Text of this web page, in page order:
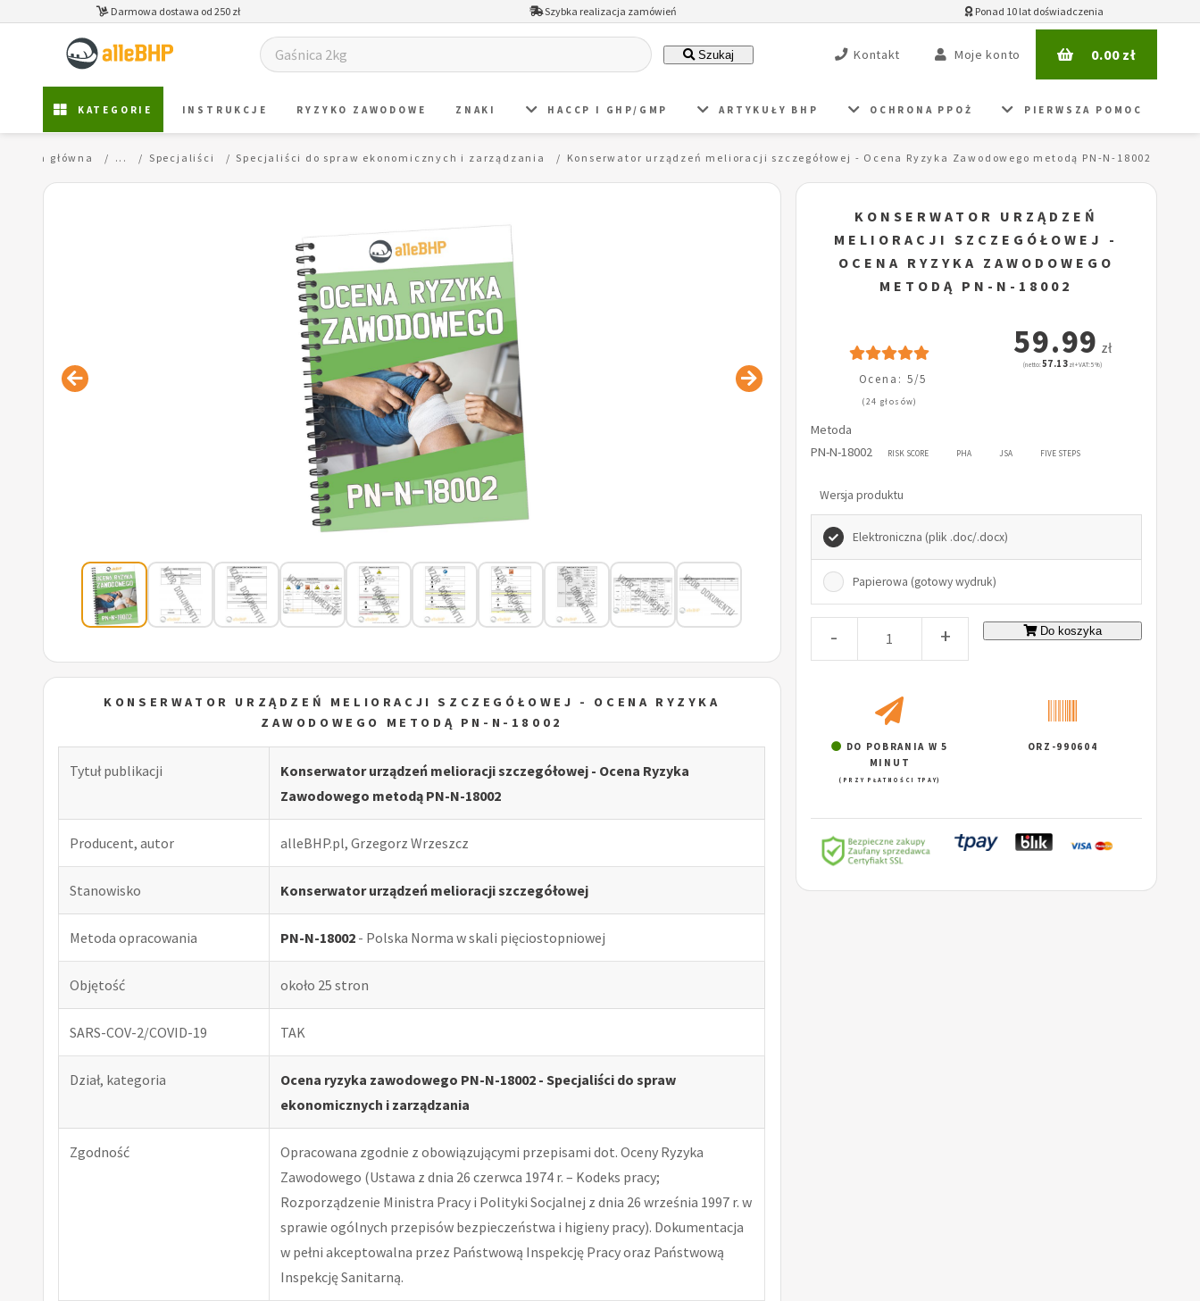
Darmowa dostawa od 250 zł Szybka realizacja zamówień Ponad 10 lat doświadczenia
Szukaj Kontakt Moje konto 0.00zł
KATEGORIE INSTRUKCJE RYZYKO ZAWODOWE ZNAKI HACCP I GHP/GMP ARTYKUŁY BHP OCHRONA PPOŻ PIERWSZA POMOC
Strona główna ... Specjaliści Specjaliści do spraw ekonomicznych i zarządzania Konserwator urządzeń melioracji szczegółowej - Ocena Ryzyka Zawodowego metodą PN-N-18002
KONSERWATOR URZĄDZEŃ MELIORACJI SZCZEGÓŁOWEJ - OCENA RYZYKA
ZAWODOWEGO METODĄ PN-N-18002
Tytuł publikacji
Konserwator urządzeń melioracji szczegółowej - Ocena Ryzyka
Zawodowego metodą PN-N-18002
Producent, autor alleBHP.pl, Grzegorz Wrzeszcz
Stanowisko Konserwator urządzeń melioracji szczegółowej
Metoda opracowania PN-N-18002 - Polska Norma w skali pięciostopniowej
Objętość około 25 stron
SARS-COV-2/COVID-19 TAK
Dział, kategoria
Ocena ryzyka zawodowego PN-N-18002 - Specjaliści do spraw
ekonomicznych i zarządzania
Zgodność
Opracowana zgodnie z obowiązującymi przepisami dot. Oceny Ryzyka
Zawodowego (Ustawa z dnia 26 czerwca 1974 r. – Kodeks pracy;
Rozporządzenie Ministra Pracy i Polityki Socjalnej z dnia 26 września 1997 r. w
sprawie ogólnych przepisów bezpieczeństwa i higieny pracy). Dokumentacja
w pełni akceptowalna przez Państwową Inspekcję Pracy oraz Państwową
Inspekcję Sanitarną.
KONSERWATOR URZĄDZEŃ
MELIORACJI SZCZEGÓŁOWEJ -
OCENA RYZYKA ZAWODOWEGO
METODĄ PN-N-18002
Ocena: 5/5
(24 głosów)
59.99 zł
(netto:57.13 zł + VAT: 5%)
Metoda
PN-N-18002
RISK SCORE PHA JSA FIVE STEPS
Wersja produktu
Elektroniczna (plik .doc/.docx)
Papierowa (gotowy wydruk)
- + Do koszyka
DO POBRANIA W 5
MINUT
(PRZY PŁATNOŚCI TPAY)
ORZ-990604